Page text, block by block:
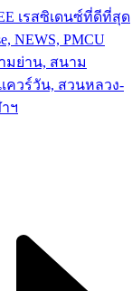
เรสซิเดนซ์ที่ดีที่สุด
NEWS, PMCU
มย่าน, สนาม
ควร์วัน, สวนหลวง-
ฯ